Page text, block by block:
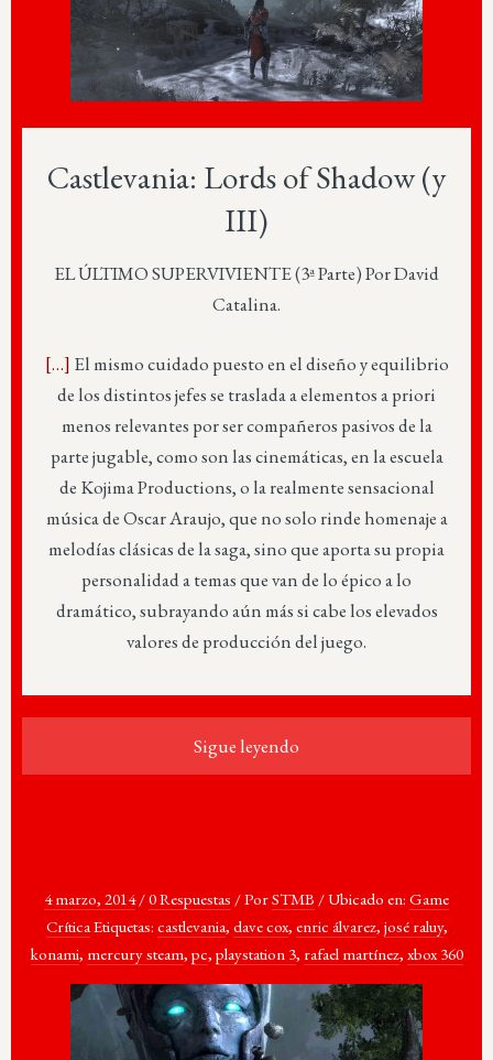
Castlevania: Lords of Shadow (y
III)
EL ÚLTIMO SUPERVIVIENTE (3ª Parte) Por David
Catalina.
[…] El mismo cuidado puesto en el diseño y equilibrio
de los distintos jefes se traslada a elementos a priori
menos relevantes por ser compañeros pasivos de la
parte jugable, como son las cinemáticas, en la escuela
de Kojima Productions, o la realmente sensacional
música de Oscar Araujo, que no solo rinde homenaje a
melodías clásicas de la saga, sino que aporta su propia
personalidad a temas que van de lo épico a lo
dramático, subrayando aún más si cabe los elevados
valores de producción del juego.
Sigue leyendo
4 marzo, 2014 /0 Respuestas /PorSTMB /Ubicado en: Game
CríticaEtiquetas: castlevania, dave cox, enric álvarez, josé raluy,
konami, mercury steam, pc, playstation 3, rafael martínez, xbox 360